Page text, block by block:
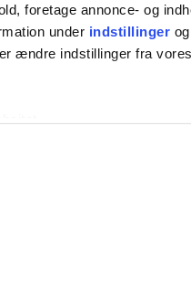
foretage annonce- og
under indstillinger
ændre indstillinger fra
indhold og annoncer,
har givet dem, eller som de